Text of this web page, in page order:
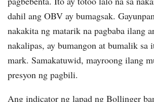
dahil ang OBV ay bumagsak.
nakakita ng matarik na pagbaba ilang
nakalipas, ay bumangon at bumalik sa
mark. Samakatuwid, mayroong ilang
presyon ng pagbili.
Ang indicator ng lapad ng Bollinger